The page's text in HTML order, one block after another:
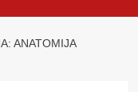
ANATOMIJA